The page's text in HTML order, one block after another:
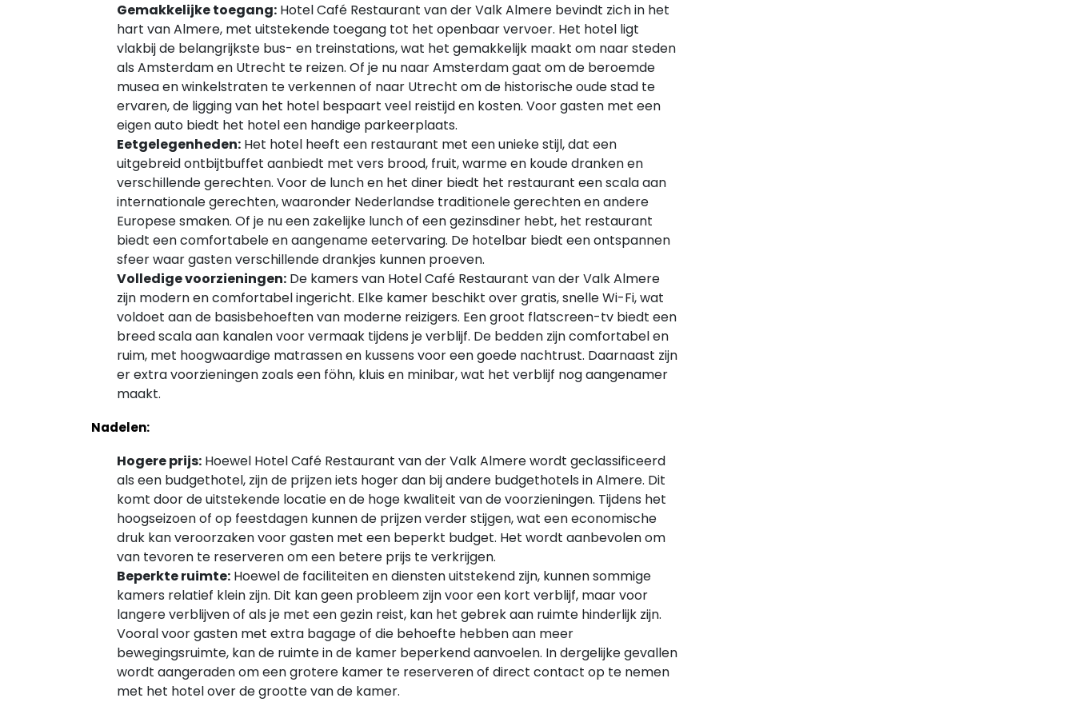
Gemakkelijke toegang: Hotel Café Restaurant van der Valk Almere bevindt zich in het
hart van Almere, met uitstekende toegang tot het openbaar vervoer. Het hotel ligt
vlakbij de belangrijkste bus- en treinstations, wat het gemakkelijk maakt om naar steden
als Amsterdam en Utrecht te reizen. Of je nu naar Amsterdam gaat om de beroemde
musea en winkelstraten te verkennen of naar Utrecht om de historische oude stad te
ervaren, de ligging van het hotel bespaart veel reistijd en kosten. Voor gasten met een
eigen auto biedt het hotel een handige parkeerplaats.
Eetgelegenheden: Het hotel heeft een restaurant met een unieke stijl, dat een
uitgebreid ontbijtbuffet aanbiedt met vers brood, fruit, warme en koude dranken en
verschillende gerechten. Voor de lunch en het diner biedt het restaurant een scala aan
internationale gerechten, waaronder Nederlandse traditionele gerechten en andere
Europese smaken. Of je nu een zakelijke lunch of een gezinsdiner hebt, het restaurant
biedt een comfortabele en aangename eetervaring. De hotelbar biedt een ontspannen
sfeer waar gasten verschillende drankjes kunnen proeven.
Volledige voorzieningen: De kamers van Hotel Café Restaurant van der Valk Almere
zijn modern en comfortabel ingericht. Elke kamer beschikt over gratis, snelle Wi-Fi, wat
voldoet aan de basisbehoeften van moderne reizigers. Een groot flatscreen-tv biedt een
breed scala aan kanalen voor vermaak tijdens je verblijf. De bedden zijn comfortabel en
ruim, met hoogwaardige matrassen en kussens voor een goede nachtrust. Daarnaast zijn
er extra voorzieningen zoals een föhn, kluis en minibar, wat het verblijf nog aangenamer
maakt.
Nadelen:
Hogere prijs: Hoewel Hotel Café Restaurant van der Valk Almere wordt geclassificeerd
als een budgethotel, zijn de prijzen iets hoger dan bij andere budgethotels in Almere. Dit
komt door de uitstekende locatie en de hoge kwaliteit van de voorzieningen. Tijdens het
hoogseizoen of op feestdagen kunnen de prijzen verder stijgen, wat een economische
druk kan veroorzaken voor gasten met een beperkt budget. Het wordt aanbevolen om
van tevoren te reserveren om een betere prijs te verkrijgen.
Beperkte ruimte: Hoewel de faciliteiten en diensten uitstekend zijn, kunnen sommige
kamers relatief klein zijn. Dit kan geen probleem zijn voor een kort verblijf, maar voor
langere verblijven of als je met een gezin reist, kan het gebrek aan ruimte hinderlijk zijn.
Vooral voor gasten met extra bagage of die behoefte hebben aan meer
bewegingsruimte, kan de ruimte in de kamer beperkend aanvoelen. In dergelijke gevallen
wordt aangeraden om een grotere kamer te reserveren of direct contact op te nemen
met het hotel over de grootte van de kamer.